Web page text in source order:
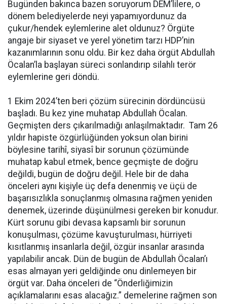
Bugünden bakınca bazen soruyorum DEM’lilere, o
dönem belediyelerde neyi yapamıyordunuz da
çukur/hendek eylemlerine alet oldunuz? Örgüte
angaje bir siyaset ve yerel yönetim tarzı HDP’nin
kazanımlarının sonu oldu. Bir kez daha örgüt Abdullah
Öcalan’la başlayan süreci sonlandırıp silahlı terör
eylemlerine geri döndü.
1 Ekim 2024’ten beri çözüm sürecinin dördüncüsü
başladı. Bu kez yine muhatap Abdullah Öcalan.
Geçmişten ders çıkarılmadığı anlaşılmaktadır. Tam 26
yıldır hapiste özgürlüğünden yoksun olan birini
böylesine tarihî, siyasî bir sorunun çözümünde
muhatap kabul etmek, bence geçmişte de doğru
değildi, bugün de doğru değil. Hele bir de daha
önceleri aynı kişiyle üç defa denenmiş ve üçü de
başarısızlıkla sonuçlanmış olmasına rağmen yeniden
denemek, üzerinde düşünülmesi gereken bir konudur.
Kürt sorunu gibi devasa kapsamlı bir sorunun
konuşulması, çözüme kavuşturulması, hürriyeti
kısıtlanmış insanlarla değil, özgür insanlar arasında
yapılabilir ancak. Dün de bugün de Abdullah Öcalan’ı
esas almayan yeri geldiğinde onu dinlemeyen bir
örgüt var. Daha önceleri de “Önderliğimizin
açıklamalarını esas alacağız.” demelerine rağmen son